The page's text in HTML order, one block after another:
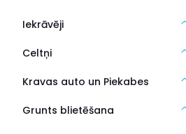
Iekrāvēji
Celtņi
Kravas auto un Piekabes
Grunts blietēšana